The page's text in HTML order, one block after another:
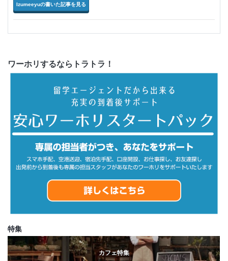
Izumeeyuの書いた記事を見る
ワーホリするならトラトラ！
特集
カフェ特集